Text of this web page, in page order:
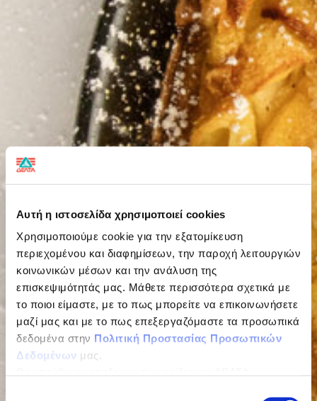
Αυτή η ιστοσελίδα χρησιμοποιεί cookies
Χρησιμοποιούμε cookie για την εξατομίκευση
περιεχομένου και διαφημίσεων, την παροχή λειτουργιών
κοινωνικών μέσων και την ανάλυση της
επισκεψιμότητάς μας. Μάθετε περισσότερα σχετικά με
το ποιοι είμαστε, με το πως μπορείτε να επικοινωνήσετε
μαζί μας και με το πως επεξεργαζόμαστε τα προσωπικά
δεδομένα στην Πολιτική Προστασίας Προσωπικών
Δεδομένων μας.